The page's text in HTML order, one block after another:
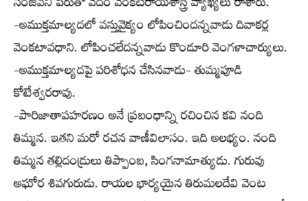
-అముక్తమాల్యదలో వస్తువైక్యం లోపించిందన్నవాడు దివాకర్ల
వెంకటావధాని. లోపించలేదన్నవాడు కొండూరి వెంగళాచార్యులు.
-అముక్తమాల్యదపై పరిశోధన చేసినవాడు- తుమ్మపూడి
కోటేశ్వరరావు.
-పారిజాతాపహరణం అనే ప్రబంధాన్ని రచించిన కవి నంది
తిమ్మన. ఇతని మరో రచన వాణీవిలాసం. ఇది అలభ్యం. నంది
తిమ్మన తల్లిదండ్రులు తిప్పాంబ, సింగనామాత్యుడు. గురువు
అఘోర శివగురుడు. రాయల భార్యయైన తిరుమలదేవి వెంట